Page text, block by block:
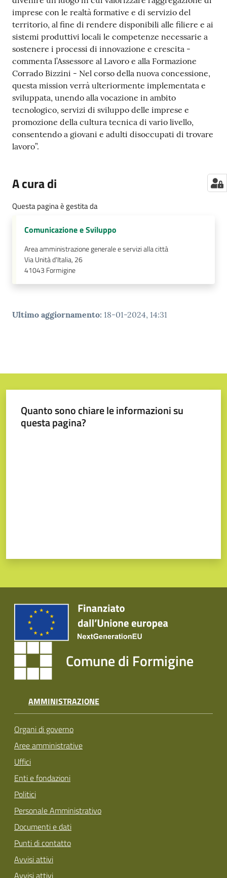
imprese con le realtà formative e di servizio del
territorio, al fine di rendere disponibili alle filiere e ai
sistemi produttivi locali le competenze necessarie a
sostenere i processi di innovazione e crescita -
commenta l’Assessore al Lavoro e alla Formazione
Corrado Bizzini - Nel corso della nuova concessione,
questa mission verrà ulteriormente implementata e
sviluppata, unendo alla vocazione in ambito
tecnologico, servizi di sviluppo delle imprese e
promozione della cultura tecnica di vario livello,
consentendo a giovani e adulti disoccupati di trovare
lavoro”.
A cura di
Questa pagina è gestita da
Comunicazione e Sviluppo
Area amministrazione generale e servizi alla città
Via Unità d'Italia, 26
41043 Formigine
Ultimo aggiornamento: 18-01-2024, 14:31
Quanto sono chiare le informazioni su
questa pagina?
Comune di Formigine
AMMINISTRAZIONE
Organi di governo
Aree amministrative
Uffici
Enti e fondazioni
Politici
Personale Amministrativo
Documenti e dati
Punti di contatto
Avvisi attivi